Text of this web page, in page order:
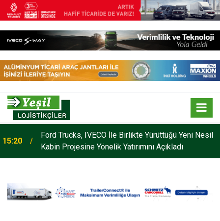
13:51
Hidrolik sistem üreticisi Hidromas, Avustralya’da
tesis açtı